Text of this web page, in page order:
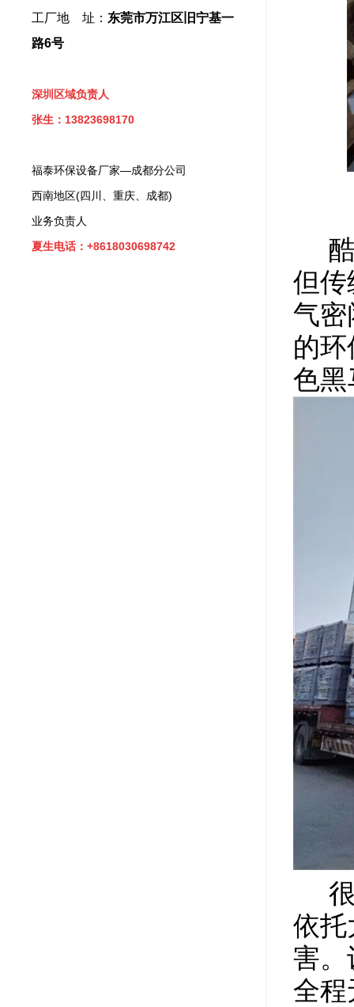
酷
但传
气密
的
色黑
很
依托
害。
全程
工厂地 址： 东莞市万江区旧宁基一
路6号
深圳区域负责人
张生：13823698170
福泰环保设备厂家—成都分公司
西南地区(四川、重庆、成都)
业务负责人
夏生电话：+8618030698742